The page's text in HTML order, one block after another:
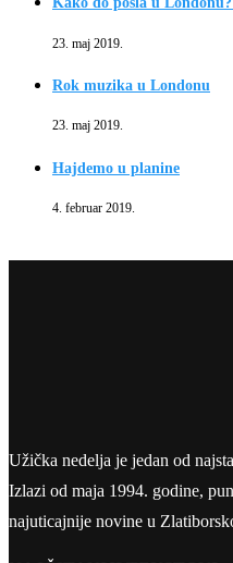
23. maj 2019.
Rok muzika u Londonu
23. maj 2019.
Hajdemo u planine
4. februar 2019.
Užička nedelja je jedan od
Izlazi od maja 1994. godine,
najuticajnije novine u